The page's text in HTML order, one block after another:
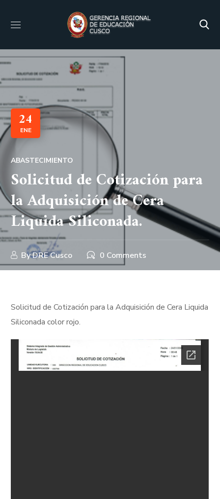
24
ENE
ABASTECIMIENTO
Solicitud de Cotización para
la Adquisición de Cera
Liquida Siliconada.
ByDRE Cusco 0 Comments
Solicitud de Cotización para la Adquisición de Cera Liquida
Siliconada color rojo.